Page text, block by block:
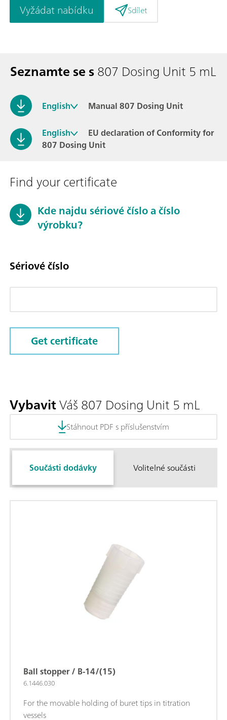
Vyžádat nabídku Sdílet
Seznamte se s807 Dosing Unit 5 mL
English
Manual 807 Dosing Unit
English
EU declaration of Conformity for
807 Dosing Unit
Find your certificate
Kde najdu sériové číslo a číslo
výrobku?
Sériové číslo
Get certificate
VybavitVáš 807 Dosing Unit 5 mL
Stáhnout PDF s příslušenstvím
Součásti dodávky Volitelné součásti
Ball stopper / B-14/(15)
6.1446.030
For the movable holding of buret tips in titration
vessels